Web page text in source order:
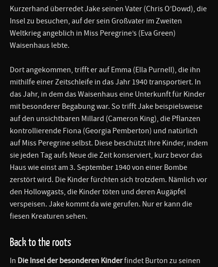
Kurzerhand überredet Jake seinen Vater (Chris O’Dowd), die
Insel zu besuchen, auf der sein Großvater im Zweiten
Weltkrieg angeblich in Miss Peregrine’s (Eva Green)
Waisenhaus lebte.
Dort angekommen, trifft er auf Emma (Ella Purnell), die ihn
mithilfe einer Zeitschleife in das Jahr 1940 transportiert. In
das Jahr, in dem das Waisenhaus eine Unterkunft für Kinder
mit besonderer Begabung war. So trifft Jake beispielsweise
auf den unsichtbaren Millard (Cameron King), die Pflanzen
kontrollierende Fiona (Georgia Pemberton) und natürlich
auf Miss Peregrine selbst. Diese beschützt ihre Kinder, indem
sie jeden Tag aufs Neue die Zeit konserviert, kurz bevor das
Haus wie einst am 3. September 1940 von einer Bombe
zerstört wird. Die Kinder fürchten sich trotzdem. Nämlich vor
den Hollowgasts, die Kinder töten und deren Augäpfel
verspeisen. Jake kommt da wie gerufen. Nur er kann die
fiesen Kreaturen sehen.
Back to the roots
In Die Insel der besonderen Kinderfindet Burton zu seinen